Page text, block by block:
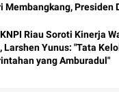
Membangkang, Presiden
Riau Soroti Kinerja
Larshen Yunus: "Tata
yang Amburadul"